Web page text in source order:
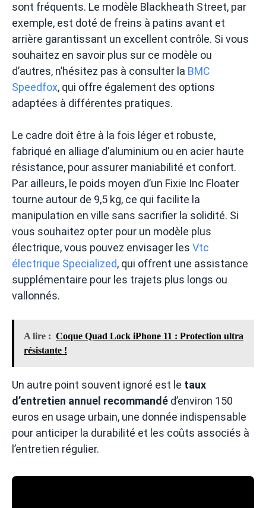
sont fréquents. Le modèle Blackheath Street, par
exemple, est doté de freins à patins avant et
arrière garantissant un excellent contrôle. Si vous
souhaitez en savoir plus sur ce modèle ou
d’autres, n’hésitez pas à consulter la BMC
Speedfox, qui offre également des options
adaptées à différentes pratiques.
Le cadre doit être à la fois léger et robuste,
fabriqué en alliage d’aluminium ou en acier haute
résistance, pour assurer maniabilité et confort.
Par ailleurs, le poids moyen d’un Fixie Inc Floater
tourne autour de 9,5 kg, ce qui facilite la
manipulation en ville sans sacrifier la solidité. Si
vous souhaitez opter pour un modèle plus
électrique, vous pouvez envisager les Vtc
électrique Specialized, qui offrent une assistance
supplémentaire pour les trajets plus longs ou
vallonnés.
A lire : Coque Quad Lock iPhone 11 : Protection ultra
résistante !
Un autre point souvent ignoré est le taux
d’entretien annuel recommandé d’environ 150
euros en usage urbain, une donnée indispensable
pour anticiper la durabilité et les coûts associés à
l’entretien régulier.